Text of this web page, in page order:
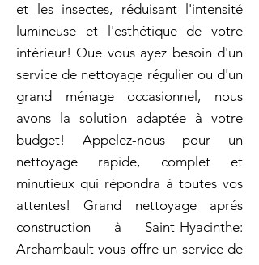
et les insectes, réduisant l'intensité
lumineuse et l'esthétique de votre
intérieur! Que vous ayez besoin d'un
service de nettoyage régulier ou d'un
grand ménage occasionnel, nous
avons la solution adaptée à votre
budget! Appelez-nous pour un
nettoyage rapide, complet et
minutieux qui répondra à toutes vos
attentes! Grand nettoyage aprés
construction à Saint-Hyacinthe:
Archambault vous offre un service de